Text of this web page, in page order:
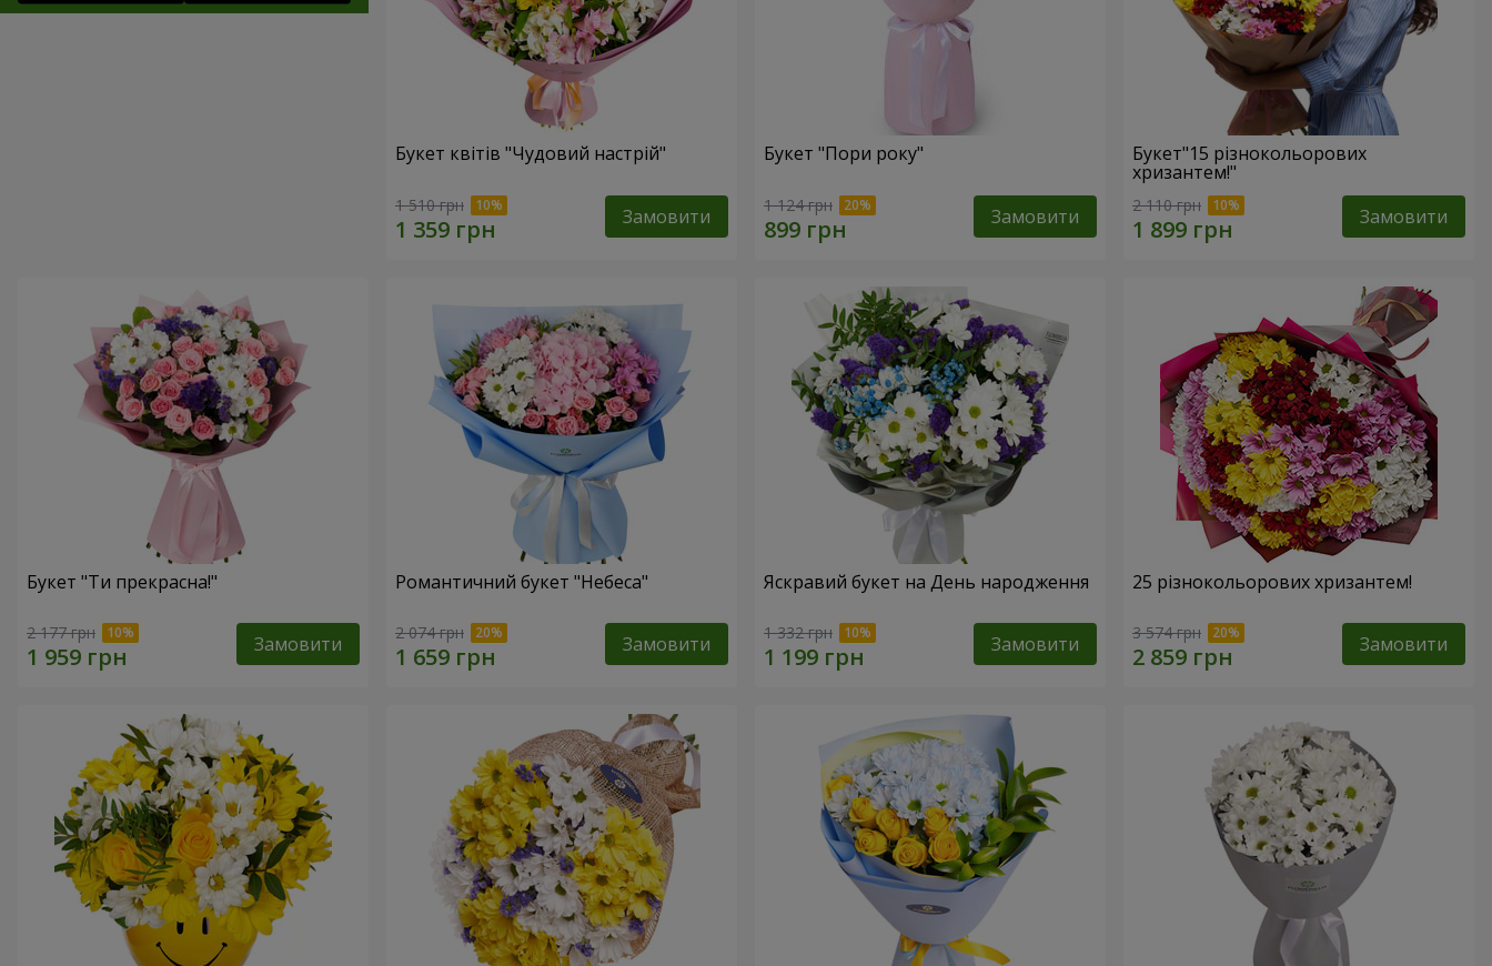
Букет квітів "Чудовий настрій"
1 510 грн Замовити
Букет "Пори року"
1 124 грн Замовити
Букет"15 різнокольорових
хризантем!"
2 110 грн Замовити
Букет "Ти прекрасна!"
2 177 грн Замовити
Романтичний букет "Небеса"
2 074 грн Замовити
Яскравий букет на День народження
1 332 грн Замовити
25 різнокольорових хризантем!
3 574 грн Замовити